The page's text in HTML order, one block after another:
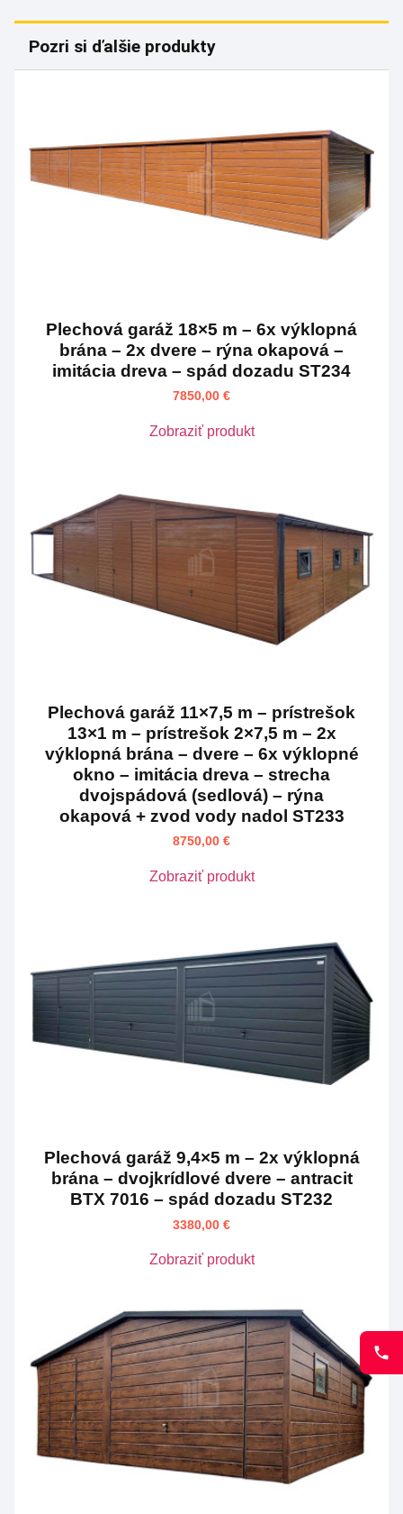
Pozri si ďalšie produkty
Plechová garáž 18×5 m – 6x výklopná
brána – 2x dvere – rýna okapová –
imitácia dreva – spád dozadu ST234
7850,00 €
Zobraziť produkt
Plechová garáž 11×7,5 m – prístrešok
13×1 m – prístrešok 2×7,5 m – 2x
výklopná brána – dvere – 6x výklopné
okno – imitácia dreva – strecha
dvojspádová (sedlová) – rýna
okapová + zvod vody nadol ST233
8750,00 €
Zobraziť produkt
Plechová garáž 9,4×5 m – 2x výklopná
brána – dvojkrídlové dvere – antracit
BTX 7016 – spád dozadu ST232
3380,00 €
Zobraziť produkt